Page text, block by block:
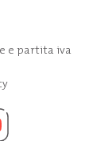
e partita iva